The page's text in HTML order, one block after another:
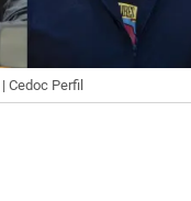
| Cedoc Perfil